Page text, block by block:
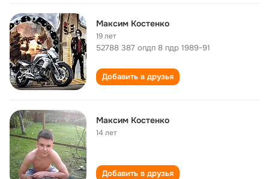
Максим Костенко
19 лет
52788 387 опдп 8 пдр 1989-91
Добавить в друзья
Максим Костенко
14 лет
Добавить в друзья